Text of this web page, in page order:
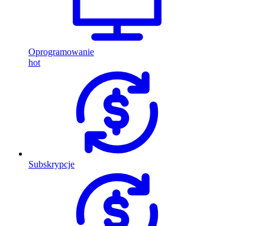
Oprogramowanie
hot
Subskrypcje